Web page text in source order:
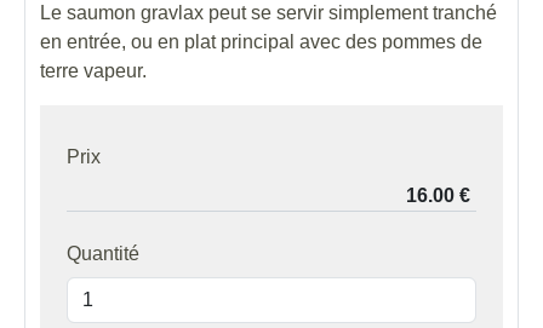
Le saumon gravlax peut se servir simplement tranché
en entrée, ou en plat principal avec des pommes de
terre vapeur.
Prix
Quantité